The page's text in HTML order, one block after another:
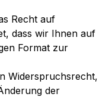
Recht auf
dass wir Ihnen auf
Format zur
Widerspruchsrecht,
der